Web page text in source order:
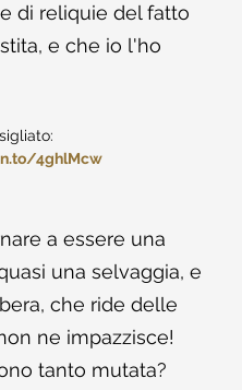
di reliquie del fatto
e che io l'ho
4ghlMcw
a essere una
una selvaggia, e
che ride delle
ne impazzisce!
tanto mutata?